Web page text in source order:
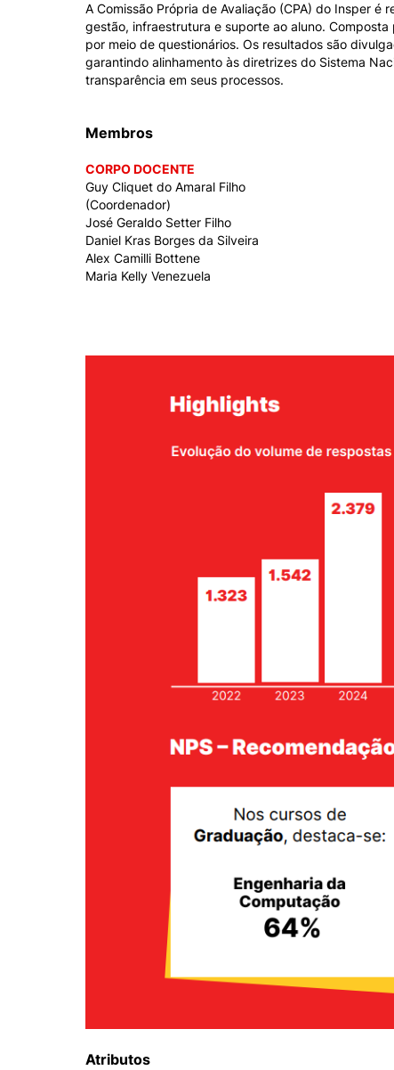
Conhecimento
Hub de Inovação e
Empreendedorismo
Women in Action
Sala de Imprensa
Repositório Institucional
Pesquisa na Graduação
Comitê de Ética em
Instagram
Linkedin
A Comissão Própria de Avaliação (CPA) do Insper
gestão, infraestrutura e suporte ao aluno.
por meio de questionários. Os resultados são
garantindo alinhamento às diretrizes do Sistema
transparência em seus processos.
Membros
CORPO DOCENTE
Guy Cliquet do Amaral Filho
(Coordenador)
José Geraldo Setter Filho
Daniel Kras Borges da Silveira
Alex Camilli Bottene
Maria Kelly Venezuela
Atributos
Cookies
Cookies de